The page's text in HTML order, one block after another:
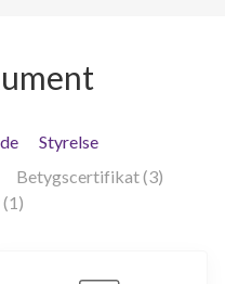
Styrelse
Betygscertifikat (3)